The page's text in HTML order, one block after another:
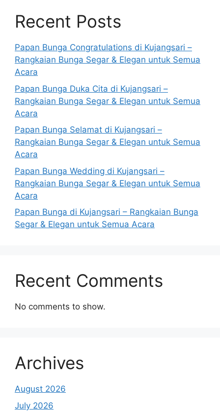
Recent Posts
Papan Bunga Congratulations di Kujangsari –
Rangkaian Bunga Segar & Elegan untuk Semua
Acara
Papan Bunga Duka Cita di Kujangsari –
Rangkaian Bunga Segar & Elegan untuk Semua
Acara
Papan Bunga Selamat di Kujangsari –
Rangkaian Bunga Segar & Elegan untuk Semua
Acara
Papan Bunga Wedding di Kujangsari –
Rangkaian Bunga Segar & Elegan untuk Semua
Acara
Papan Bunga di Kujangsari – Rangkaian Bunga
Segar & Elegan untuk Semua Acara
Recent Comments
No comments to show.
Archives
August 2026
July 2026